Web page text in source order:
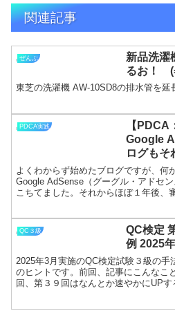
関連記事
ぜんぶ
新品洗濯
るお！
東芝の洗濯機 AW-10SD8の排水管を延
PDCA実践
【
Google
ログもそ
た】
よくわからず始めたブログですが、何
Google AdSense（グーグル・アドセ
こちてました。それからほぼ１年後、
QC３級
QC検定
例 2025
2025年3月実施のQC検定試験３級の
のヒントです。前回、記事にこんな
回、第３９回はなんとか速やかにUPす
はるかに上回る間際のUPとなってしま